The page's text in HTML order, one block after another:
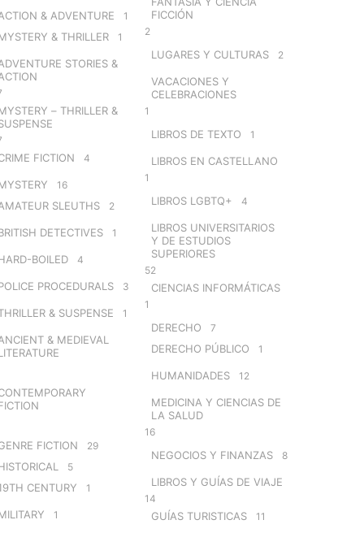
& ADVENTURE 1
& THRILLER 1
STORIES &
– THRILLER &
FICTION 4
16
SLEUTHS 2
DETECTIVES 1
BOILED 4
PROCEDURALS 3
& SUSPENSE 1
& MEDIEVAL
FICTION 29
5
CENTURY 1
1
FICCIÓN
2
LUGARES Y CULTURAS 2
VACACIONES Y
CELEBRACIONES
1
LIBROS DE TEXTO 1
LIBROS EN CASTELLANO
1
LIBROS LGBTQ+ 4
LIBROS UNIVERSITARIOS
Y DE ESTUDIOS
SUPERIORES
52
CIENCIAS INFORMÁTICAS
1
DERECHO 7
DERECHO PÚBLICO 1
HUMANIDADES 12
MEDICINA Y CIENCIAS DE
LA SALUD
16
NEGOCIOS Y FINANZAS 8
LIBROS Y GUÍAS DE VIAJE
14
GUÍAS TURISTICAS 11